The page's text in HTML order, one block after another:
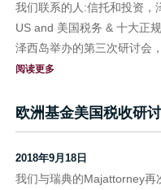
我们联系的人:信托和投资，
US and 美国税务 & 十大正
泽西岛举办的第三次研讨会
阅读更多
欧洲基金美国税收研
2018年9月18日
我们与瑞典的Majattorney再